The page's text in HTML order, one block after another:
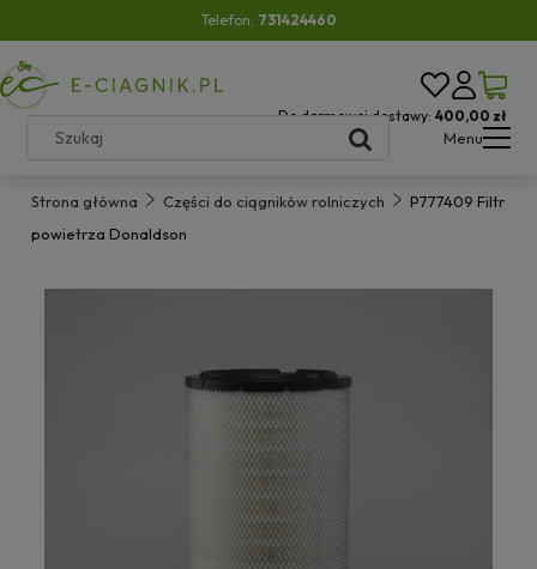
Telefon: 731424460
Do darmowej dostawy: 400,00 zł
Menu
Strona główna Części do ciągników rolniczych
P777409 Filtr
powietrza Donaldson